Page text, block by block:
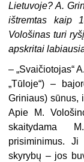
Lietu­voje? A.
ištremtas kaip
Vološinas turi
apskritai
– „Svaičiotojas“
„Tūloje“) –
Griniaus) sūnus,
Apie M.
skaitydama
prisiminimus.
skyrybų – jos